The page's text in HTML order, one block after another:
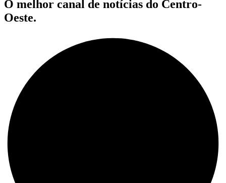
O melhor canal de notícias do Centro-
Oeste.